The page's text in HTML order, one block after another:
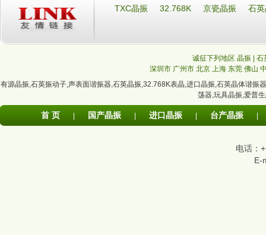
TXC晶振 32.768K 京瓷晶振 石
诚征下列地区 晶振 |
深圳市 广州市 北京 上海 东莞 佛山
有源晶振,石英振动子,声表面谐振器,石英晶振,32.768K表晶,进口晶振,石英晶体谐振器
荡器,玩具晶振,爱普
首 页 国产晶振 进口晶振 台产晶振
电话：
E-